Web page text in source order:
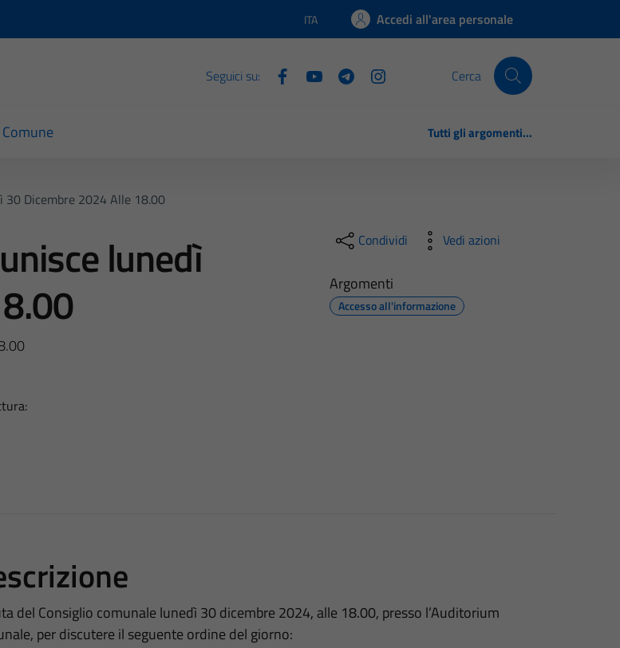
Lingua attiva:
ITA Accedi all'area personale
Seguici su: Cerca
Tutti gli argomenti...
30 Dicembre 2024 Alle 18.00
lunedì
Condividi Vedi azioni
Argomenti
Accesso all'informazione
del Consiglio comunale lunedì 30 dicembre 2024, alle 18.00, presso l’Auditorium
per discutere il seguente ordine del giorno: